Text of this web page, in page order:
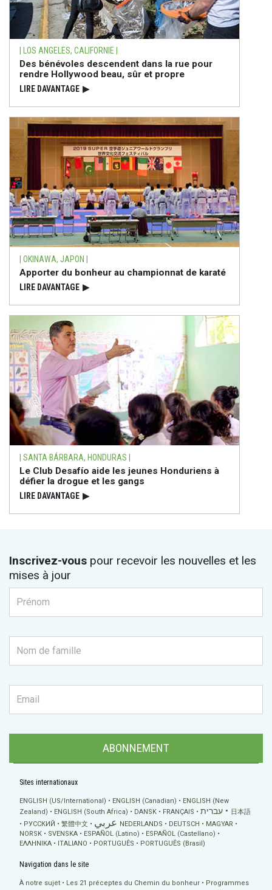
| LOS ANGELES, CALIFORNIE |
Des bénévoles descendent dans la rue pour
rendre Hollywood beau, sûr et propre
LIRE DAVANTAGE ▶
| OKINAWA, JAPON |
Apporter du bonheur au championnat de karaté
LIRE DAVANTAGE ▶
| SANTA BÁRBARA, HONDURAS |
Le Club Desafío aide les jeunes Honduriens à
défier la drogue et les gangs
LIRE DAVANTAGE ▶
Inscrivez-vous pour recevoir les nouvelles et les
mises à jour
ABONNEMENT
Sites internationaux
ENGLISH (US/International) ENGLISH (Canadian)
ENGLISH (New
Zealand)
ENGLISH (South Africa) DANSK FRANÇAIS עברית
日本語
РУССКИЙ
繁體中文 عربي NEDERLANDS DEUTSCH
MAGYAR
NORSK
SVENSKA ESPAÑOL (Latino)
ESPAÑOL (Castellano)
ΕΛΛΗΝΙΚA
ITALIANO PORTUGUÊS PORTUGUÊS (Brasil)
Navigation dans le site
À notre sujet Les 21 préceptes du Chemin du bonheur
Programmes